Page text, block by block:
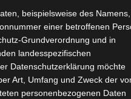
beispielsweise des Namens,
einer betroffenen
Grundverordnung und in
landesspezifischen
Datenschutzerklärung möchte
Art, Umfang und Zweck der
personenbezogenen Daten